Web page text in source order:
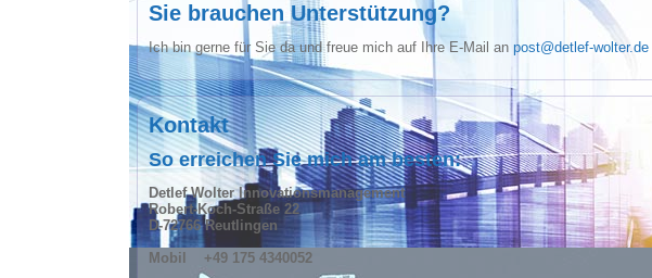
Sie brauchen Unterstützung?
Ich bin gerne für Sie da und freue mich auf Ihre E-Mail an post@detlef-wolter.de
Kontakt
So erreichen Sie mich am besten:
Detlef Wolter Innovationsmanagement
Robert-Koch-Straße 22
D-72766 Reutlingen
Mobil +49 175 4340052